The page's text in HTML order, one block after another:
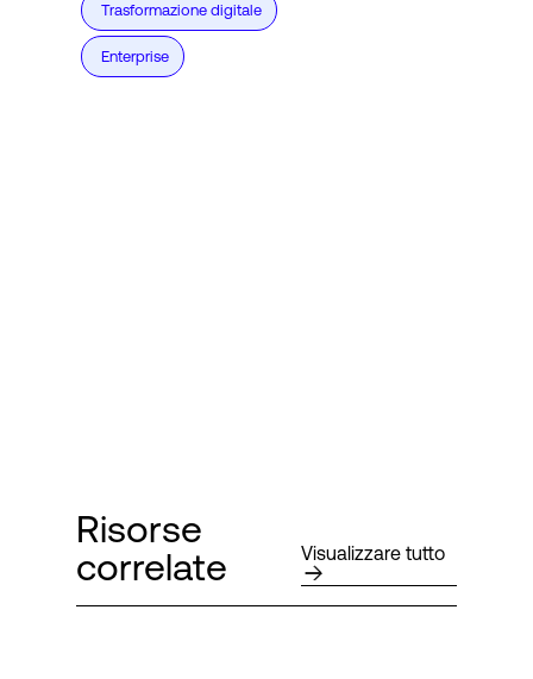
Trasformazione digitale
Enterprise
Risorse
correlate
Visualizzare tutto